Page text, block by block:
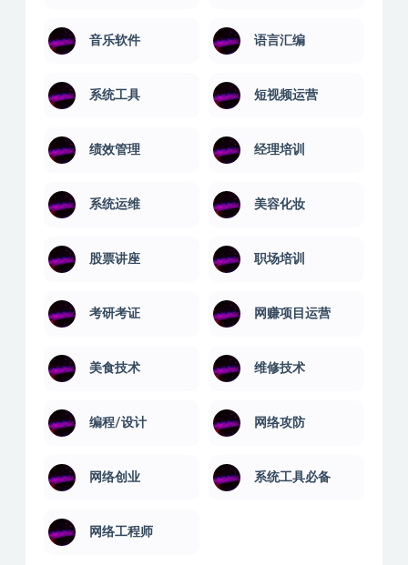
音乐软件 语言汇编
系统工具 短视频运营
绩效管理 经理培训
系统运维 美容化妆
股票讲座 职场培训
考研考证 网赚项目运营
美食技术 维修技术
编程/设计 网络攻防
网络创业 系统工具必备
网络工程师